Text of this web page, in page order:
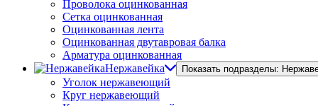
Проволока оцинкованная
Сетка оцинкованная
Оцинкованная лента
Оцинкованная двутавровая балка
Арматура оцинкованная
Нержавейка
Показать подразделы:
Уголок нержавеющий
Круг нержавеющий